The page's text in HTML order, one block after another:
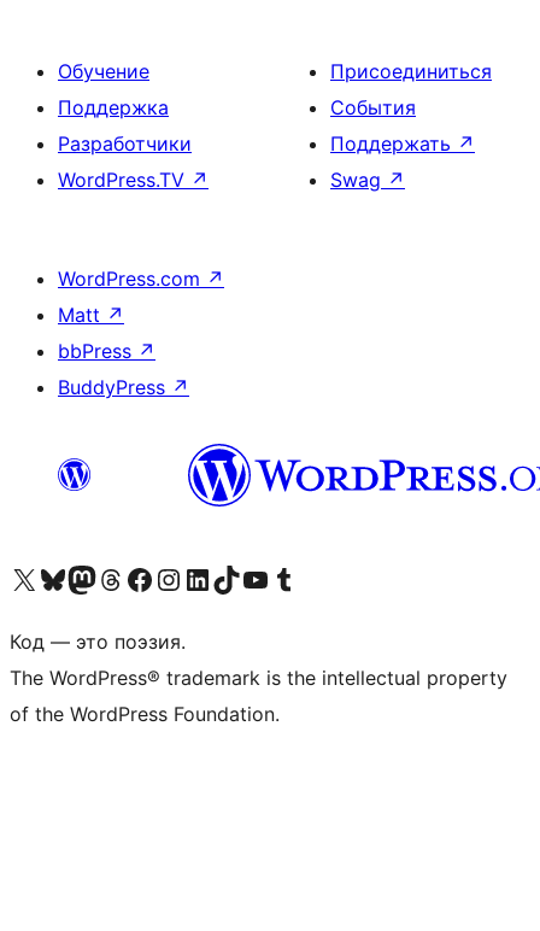
Обучение
Поддержка
Разработчики
WordPress.TV ↗
Присоединиться
События
Поддержать ↗
Swag ↗
WordPress.com ↗
Matt ↗
bbPress ↗
BuddyPress ↗
Посетите нас в X (ранее Twitter)
Посетите нашу учётную запись в Bluesky
Посетите нашу ленту в Mastodon
Посетите нашу учётную запись в Threads
Посетите нашу страницу на Facebook
Посетите наш Instagram
Посетите нашу страницу в LinkedIn
Посетите нашу учётную запись в TikTok
Посетите наш канал YouTube
Посетите нашу учётную запись в Tumblr
Код — это поэзия.
The WordPress® trademark is the intellectual property
of the WordPress Foundation.